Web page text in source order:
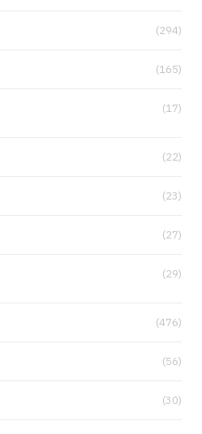
(294)
(165)
(17)
(22)
(23)
(27)
(29)
(476)
(56)
(30)